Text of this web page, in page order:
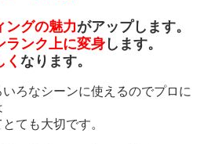
ングの魅力がアップします。
ランク上に変身 します。
く なります。
ろなシーンに使えるのでプロに
ても大切です。